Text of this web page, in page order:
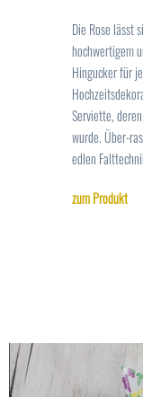
Die Rose lässt
hochwertigem
Hingucker für
Serviette,
wurde. Über-
edlen
zum Produkt